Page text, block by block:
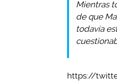
Mientras
de que
todavía
https://